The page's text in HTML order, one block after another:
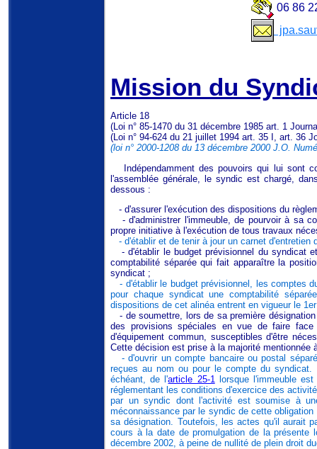
06 86
j
Mission du
Article 18
(Loi n° 85-1470 du 31 décembre 1985 art. 1
(Loi n° 94-624 du 21 juillet 1994 art. 35 I, art. 36
(loi n° 2000-1208 du 13 décembre 2000 J.O.
Indépendamment des pouvoirs qui lui sont
l'assemblée générale, le syndic est chargé,
dessous :
- d'assurer l'exécution des dispositions du
- d'administrer l'immeuble, de pourvoir à sa
propre initiative à l'exécution de tous travaux
- d'établir et de tenir à jour un carnet d'entretien
- d'établir le budget prévisionnel du syndicat
comptabilité séparée qui fait apparaître la
syndicat ;
- d'établir le budget prévisionnel, les comptes
pour chaque syndicat une comptabilité
dispositions de cet alinéa entrent en vigueur le
- de soumettre, lors de sa première
des provisions spéciales en vue de faire
d'équipement commun, susceptibles d'être
Cette décision est prise à la majorité mentionnée
- d'ouvrir un compte bancaire ou postal
reçues au nom ou pour le compte du syndicat.
échéant, de l'article 25-1
lorsque l'immeuble
réglementant les conditions d'exercice des
par un syndic dont l'activité est soumise à
méconnaissance par le syndic de cette
sa désignation. Toutefois, les actes qu'il aurait
cours à la date de promulgation de la présente
décembre 2002, à peine de nullité de plein droit